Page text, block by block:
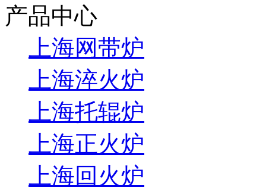
产品中心
上海网带炉
上海淬火炉
上海托辊炉
上海正火炉
上海回火炉